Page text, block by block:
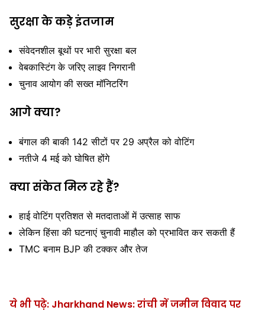
सुरक्षा के कड़े इंतजाम
संवेदनशील बूथों पर भारी सुरक्षा बल
वेबकास्टिंग के जरिए लाइव निगरानी
चुनाव आयोग की सख्त मॉनिटरिंग
आगे क्या?
बंगाल की बाकी 142 सीटों पर 29 अप्रैल को वोटिंग
नतीजे 4 मई को घोषित होंगे
क्या संकेत मिल रहे हैं?
हाई वोटिंग प्रतिशत से मतदाताओं में उत्साह साफ
लेकिन हिंसा की घटनाएं चुनावी माहौल को प्रभावित कर सकती हैं
TMC बनाम BJP की टक्कर और तेज
ये भी पढ़े: Jharkhand News: रांची में जमीन विवाद पर